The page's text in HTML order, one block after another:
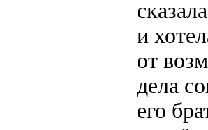
и
от
дела
его